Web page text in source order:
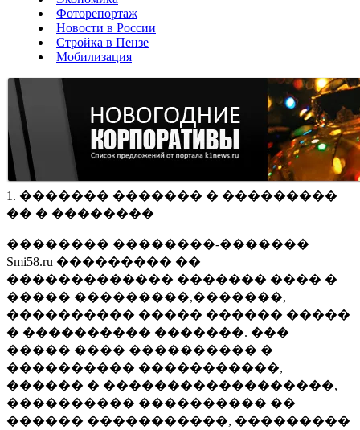
Фоторепортаж
Новости в России
Стройка в Пензе
Мобилизация
1. ������� ������� � ���������
�� � ��������
�������� ��������-�������
Smi58.ru ��������� ��
������������� ������� ���� �
����� ���������,�������,
���������� ����� ������ �����
� ���������� �������. ���
����� ���� ���������� �
���������� �����������,
������ � ������������������,
���������� ���������� ��
������ �����������, ���������